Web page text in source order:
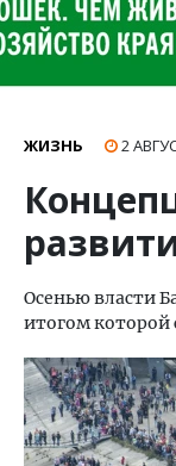
ЖИЗНЬ 2
Осенью власти
итогом которой